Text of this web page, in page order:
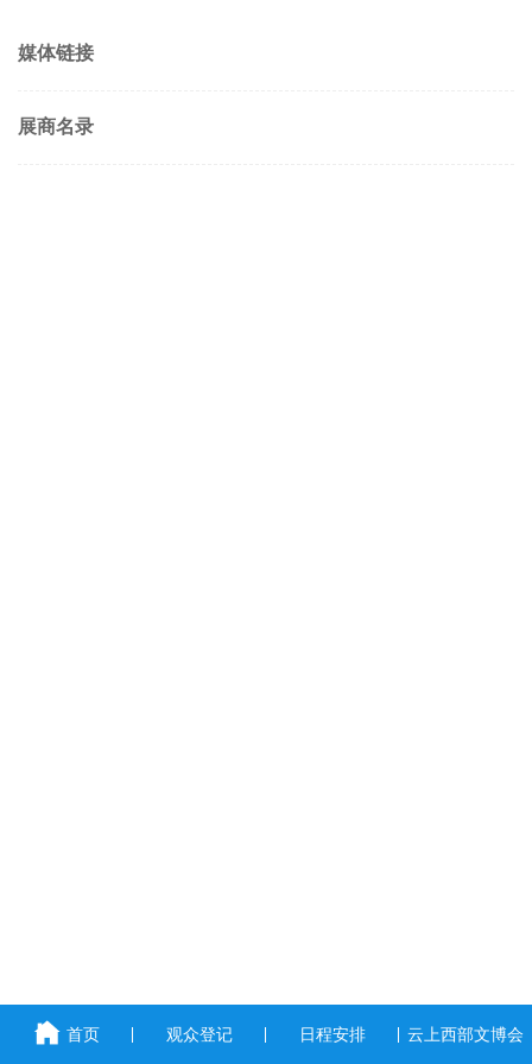
媒体链接
展商名录
首页 观众登记 日程安排 云上西部文博会